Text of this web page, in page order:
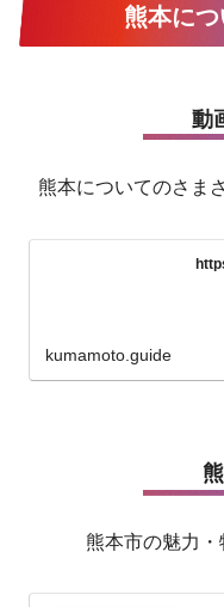
熊本に
動
熊本についてのさま
kumamoto.guide
熊本市の魅力・